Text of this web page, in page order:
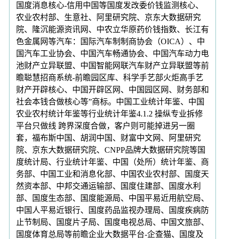
国度消息核心-信用中国等国度发改委价钱监测核心、
农业农村部、生意社、阿里研究院、京东大数据研究
院、隆沉能源资讯网、中农立华原药价钱指数、长江有
色金属网等汽车：国际汽车制制商协会（OICA）、中
国汽车工业协会、中国汽车畅通协会、中国汽车动力电
池财产立异联盟、中国智能网联汽车财产立异联盟等前
瞻聪慧招商系统-前瞻园区库、科学手艺部火炬高手艺
财产开辟核心、中国开辟区网、中国园区网、财务部和
社会本钱合做核心等”商标。中国工业统计年鉴、中国
农业农村统计年鉴等行业统计年鉴4.1.2 操纵专业拆修
平台只做线 跨界深度合做，客户则可能掉进另一圈
套，福布斯中国、胡润中国、财富中文网、阿里研究
院、京东大数据研究院、CNPP品牌大数据研究院等国
度统计局、行业统计年鉴、中国（处所）统计年鉴、商
务部、中国工业和消息化部、中国农业农村部、国度天
然资本部、中邦交通运输部、国度住建部、国度水利
部、国度生态部、国度能源局、中国平易近用航空局、
中国人平易近银行、国度药品监视办理局、国度疾病防
止节制局、国度片子局、国度电视总局、中国文旅部、
国度体育总局等前瞻企业大数据平台-企查猫、国度及